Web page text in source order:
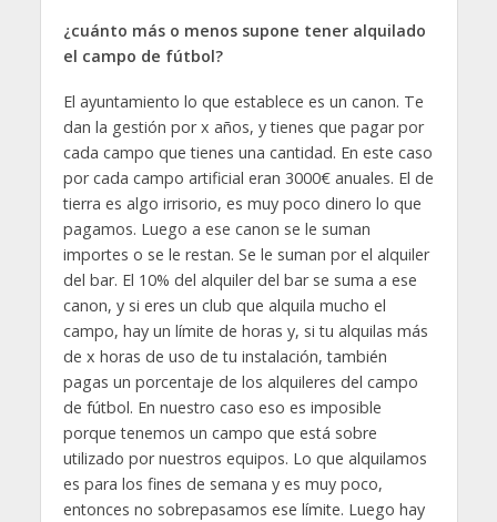
¿cuánto más o menos supone tener alquilado
el campo de fútbol?
El ayuntamiento lo que establece es un canon. Te
dan la gestión por x años, y tienes que pagar por
cada campo que tienes una cantidad. En este caso
por cada campo artificial eran 3000€ anuales. El de
tierra es algo irrisorio, es muy poco dinero lo que
pagamos. Luego a ese canon se le suman
importes o se le restan. Se le suman por el alquiler
del bar. El 10% del alquiler del bar se suma a ese
canon, y si eres un club que alquila mucho el
campo, hay un límite de horas y, si tu alquilas más
de x horas de uso de tu instalación, también
pagas un porcentaje de los alquileres del campo
de fútbol. En nuestro caso eso es imposible
porque tenemos un campo que está sobre
utilizado por nuestros equipos. Lo que alquilamos
es para los fines de semana y es muy poco,
entonces no sobrepasamos ese límite. Luego hay